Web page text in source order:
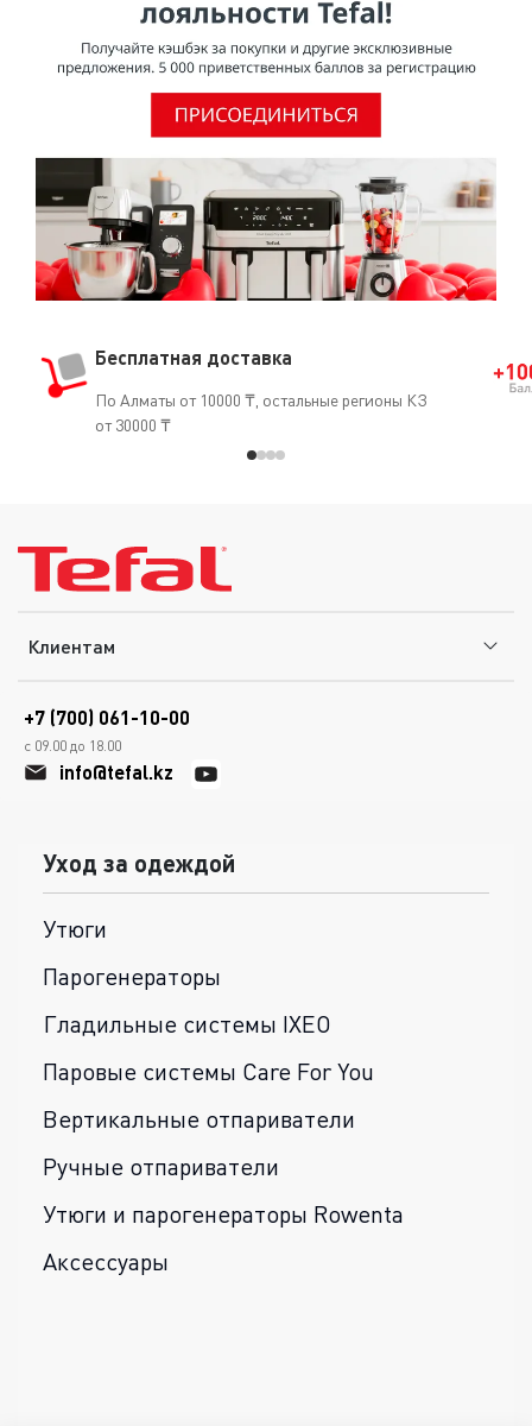
Бесплатная доставка
По Алматы от 10000 ₸, остальные регионы КЗ
от 30000 ₸
Клиентам
+7 (700) 061-10-00
с 09.00 до 18.00
info@tefal.kz
Уход за одеждой
Утюги
Парогенераторы
Гладильные системы IXEO
Паровые системы Care For You
Вертикальные отпариватели
Ручные отпариватели
Утюги и парогенераторы Rowenta
Аксессуары